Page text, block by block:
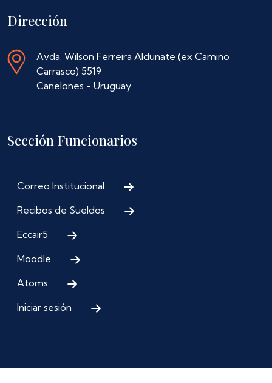
Dirección
Avda. Wilson Ferreira Aldunate (ex Camino
Carrasco) 5519
Canelones - Uruguay
Sección Funcionarios
Correo Institucional
Recibos de Sueldos
Eccair5
Moodle
Atoms
Iniciar sesión